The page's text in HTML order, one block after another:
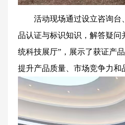
活动现场通过设立咨询台
品认证与标识知识，解答疑问
统科技展厅”，展示了获证产
提升产品质量、市场竞争力和